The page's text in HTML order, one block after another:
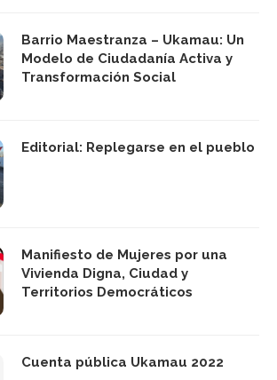
Barrio Maestranza – Ukamau: Un
Modelo de Ciudadanía Activa y
Transformación Social
Editorial: Replegarse en el pueblo
Manifiesto de Mujeres por una
Vivienda Digna, Ciudad y
Territorios Democráticos
Cuenta pública Ukamau 2022